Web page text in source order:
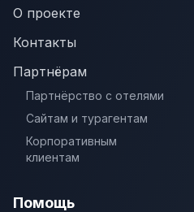
О проекте
Контакты
Партнёрам
Партнёрство с отелями
Сайтам и турагентам
Корпоративным
клиентам
Помощь